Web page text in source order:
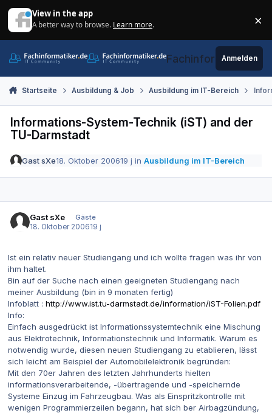
View in the app
A better way to browse. Learn more. ×
Fachinformatiker.de
Anmelden
Startseite Ausbildung & Job Ausbildung im IT-Bereich
Informations-System-Technik (iST) and der
TU-Darmstadt
Gast sXe18. Oktober 200619 j inAusbildung im IT-Bereich
Gast sXe
Gäste
18. Oktober 200619 j
Ist ein relativ neuer Studiengang und ich wollte fragen was ihr von
ihm haltet.
Bin auf der Suche nach einen geeigneten Studiengang nach
meiner Ausbildung (bin in 9 monaten fertig)
Infoblatt : http://www.ist.tu-darmstadt.de/information/iST-Folien.pdf
Info:
Einfach ausgedrückt ist Informationssystemtechnik eine Mischung
aus Elektrotechnik, Informationstechnik und Informatik. Warum es
notwendig wurde, diesen neuen Studiengang zu etablieren, lässt
sich leicht am Beispiel der Automobilelektronik begründen:
Mit den 70er Jahren des letzten Jahrhunderts hielten
informationsverarbeitende, -übertragende und -speichernde
Systeme Einzug im Fahrzeugbau. Was als Einspritzkontrolle mit
wenigen Programmierzeilen begann, hat sich ber Airbagzündung,